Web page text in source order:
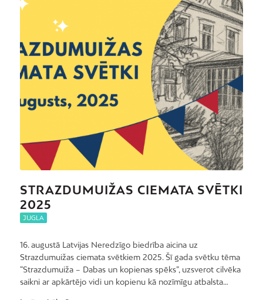
STRAZDUMUIŽAS CIEMATA SVĒTKI
2025
JUGLA
16. augustā Latvijas Neredzīgo biedrība aicina uz
Strazdumuižas ciemata svētkiem 2025. Šī gada svētku tēma
“Strazdumuiža – Dabas un kopienas spēks”, uzsverot cilvēka
saikni ar apkārtējo vidi un kopienu kā nozīmīgu atbalsta…